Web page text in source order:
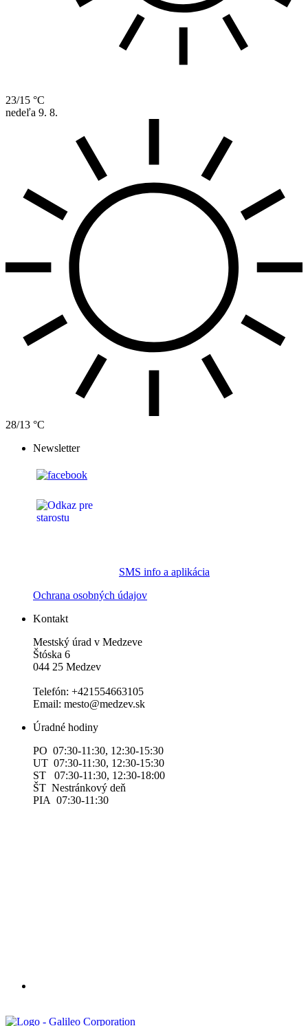
23/15 °C
nedeľa 9. 8.
28/13 °C
Newsletter
SMS info a aplikácia
Ochrana osobných údajov
Kontakt
Mestský úrad v Medzeve
Štóska 6
044 25 Medzev
Telefón: +421554663105
Email: mesto@medzev.sk
Úradné hodiny
PO 07:30-11:30, 12:30-15:30
UT 07:30-11:30, 12:30-15:30
ST 07:30-11:30, 12:30-18:00
ŠT Nestránkový deň
PIA 07:30-11:30